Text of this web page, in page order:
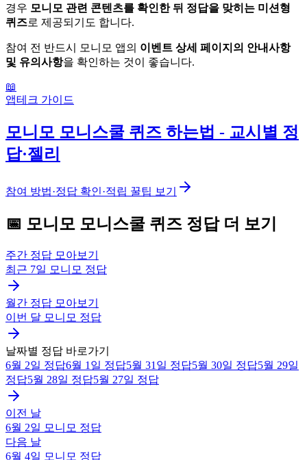
경우 모니모 관련 콘텐츠를 확인한 뒤 정답을 맞히는 미션형
퀴즈로 제공되기도 합니다.
참여 전 반드시 모니모 앱의 이벤트 상세 페이지의 안내사항
및 유의사항을 확인하는 것이 좋습니다.
📖
앱테크 가이드
모니모 모니스쿨 퀴즈 하는법 - 교시별 정
답·젤리
참여 방법·정답 확인·적립 꿀팁 보기
📅 모니모 모니스쿨 퀴즈 정답 더 보기
주간 정답 모아보기
최근 7일 모니모 정답
월간 정답 모아보기
이번 달 모니모 정답
날짜별 정답 바로가기
6월 2일 정답6월 1일 정답5월 31일 정답5월 30일 정답5월 29일
정답5월 28일 정답5월 27일 정답
이전 날
6월 2일 모니모 정답
다음 날
6월 4일 모니모 정답